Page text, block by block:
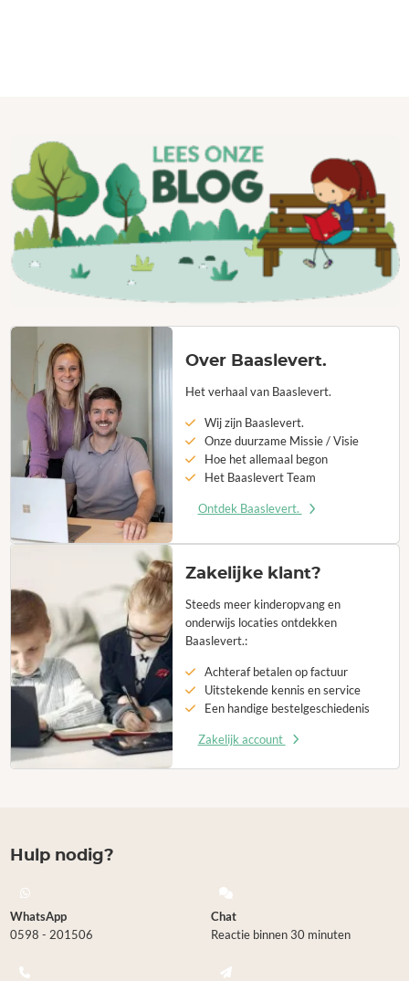
Over Baaslevert.
Het verhaal van Baaslevert.
Wij zijn Baaslevert.
Onze duurzame Missie / Visie
Hoe het allemaal begon
Het Baaslevert Team
Ontdek Baaslevert.
Zakelijke klant?
Steeds meer kinderopvang en
onderwijs locaties ontdekken
Baaslevert.:
Achteraf betalen op factuur
Uitstekende kennis en service
Een handige bestelgeschiedenis
Zakelijk account
Hulp nodig?
WhatsApp
0598 - 201506
Chat
Reactie binnen 30 minuten